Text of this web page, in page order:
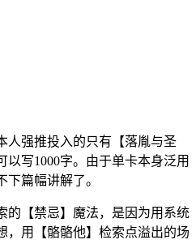
人强推投入的只有【落胤与圣
写1000字。由于单卡本身泛用
篇幅讲解了。
的【禁忌】魔法，是因为用系统
，用【骼骼他】检索点溢出的场